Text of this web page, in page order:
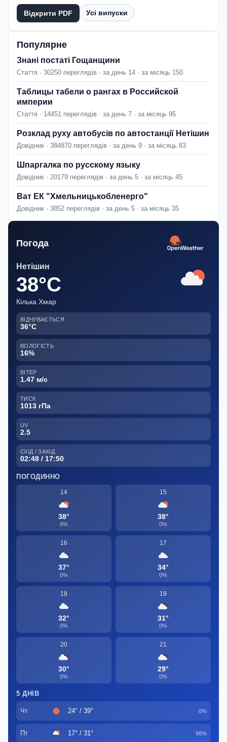
Відкрити PDF Усі випуски
Популярне
Знані постаті Гощанщини
Стаття · 30250 переглядів · за день 14 · за місяць 150
Таблицы табели о рангах в Российской
империи
Стаття · 14451 переглядів · за день 7 · за місяць 95
Розклад руху автобусів по автостанції Нетішин
Довідник · 384870 переглядів · за день 9 · за місяць 83
Шпаргалка по русскому языку
Довідник · 20179 переглядів · за день 5 · за місяць 45
Ват ЕК "Хмельницькобленерго"
Довідник · 3852 переглядів · за день 5 · за місяць 35
Погода
Нетішин
38°C
Кілька Хмар
ВІДЧУВАЄТЬСЯ
36°C
ВОЛОГІСТЬ
16%
ВІТЕР
1.47 м/с
ТИСК
1013 гПа
UV
2.5
СХІД / ЗАХІД
02:48 / 17:50
ПОГОДИННО
14
38°
0%
15
38°
0%
16
37°
0%
17
34°
0%
18
32°
0%
19
31°
0%
20
30°
0%
21
29°
0%
5 ДНІВ
Чт 24° / 39° 0%
Пт 17° / 31° 96%